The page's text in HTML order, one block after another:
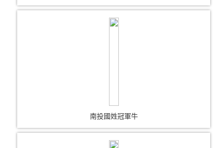
南投國姓冠軍牛